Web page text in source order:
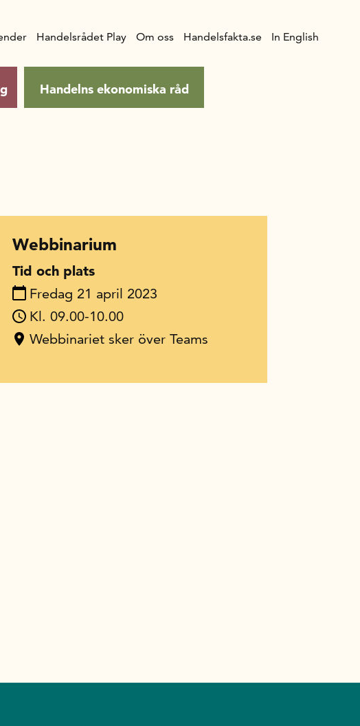
Handelns ekonomiska råd
Handelsrådet Play Om oss Handelsfakta.se In English
Webbinarium
Tid och plats
Fredag 21 april 2023
Kl. 09.00-10.00
Webbinariet sker över Teams